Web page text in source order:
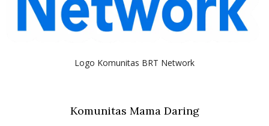
Logo Komunitas BRT Network
Komunitas Mama Daring